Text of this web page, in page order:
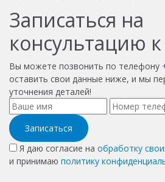
Записаться на
консультацию
Вы можете позвонить по телефону
оставить свои данные ниже, и мы
уточнения деталей!
Записаться
Я даю согласие на обработку
и принимаю политику